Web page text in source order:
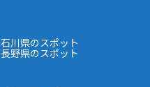
石川県のスポット
長野県のスポット